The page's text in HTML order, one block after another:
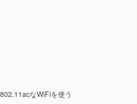
なWiFiを使う